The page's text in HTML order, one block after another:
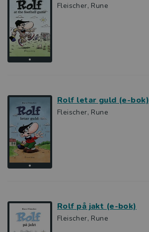
Fleischer, Rune
Rolf letar guld (e-bok)
Fleischer, Rune
Rolf på jakt (e-bok)
Fleischer, Rune